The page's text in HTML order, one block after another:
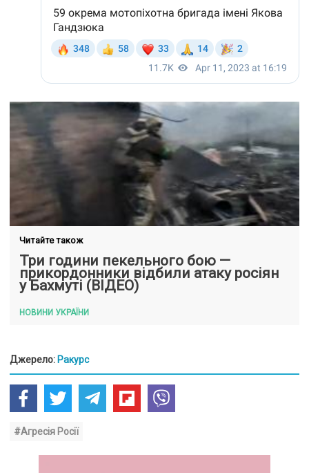
Читайте також
Три години пекельного бою —
прикордонники відбили атаку росіян
у Бахмуті (ВІДЕО)
НОВИНИ УКРАЇНИ
Джерело: Ракурс
#Агресія Росії